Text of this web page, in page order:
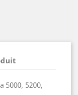
5000, 5200,